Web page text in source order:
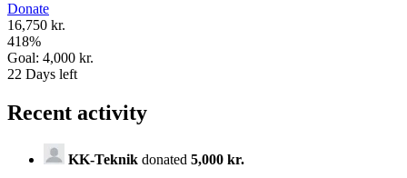
Donate
16,750 kr.
418%
Goal: 4,000 kr.
22 Days left
Recent activity
KK-Teknik donated 5,000 kr.